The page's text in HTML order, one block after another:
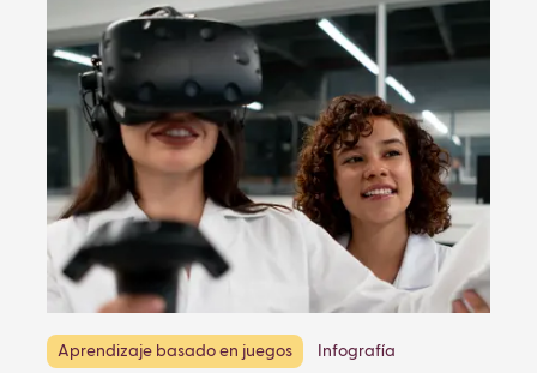
Aprendizaje basado en juegos Infografía